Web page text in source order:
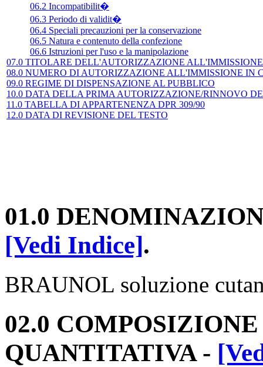
06.2 Incompatibilit�
06.3 Periodo di validit�
06.4 Speciali precauzioni per la conservazione
06.5 Natura e contenuto della confezione
06.6 Istruzioni per l'uso e la manipolazione
07.0 TITOLARE DELL'AUTORIZZAZIONE
08.0 NUMERO DI AUTORIZZAZIONE ALL'IMMISSIONE IN
09.0 REGIME DI DISPENSAZIONE AL PUBBLICO
10.0 DATA DELLA PRIMA AUTORIZZAZIONE/RINNOVO
11.0 TABELLA DI APPARTENENZA DPR 309/90
12.0 DATA DI REVISIONE DEL TESTO
01.0
[Vedi Indice].
BRAUNOL soluzione
02.0
QUANTITATIVA -